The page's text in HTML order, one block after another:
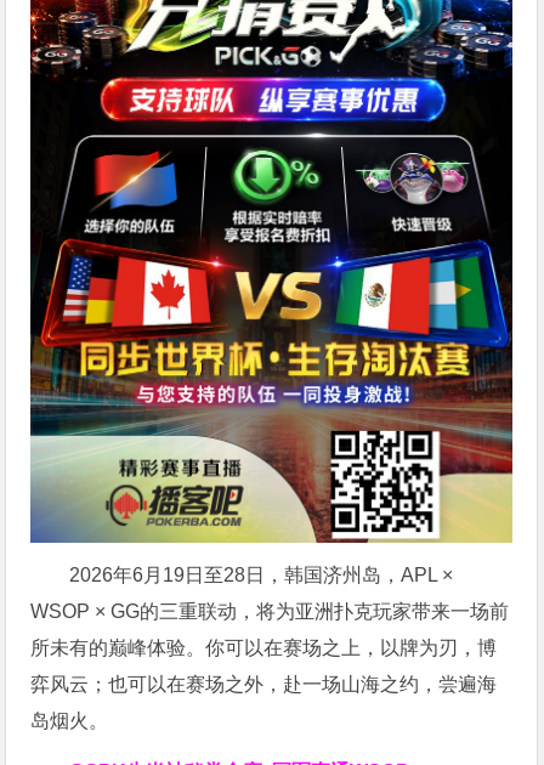
2026年6月19日至28日，韩国济州岛，APL ×
WSOP × GG的三重联动，将为亚洲扑克玩家带来一场前
所未有的巅峰体验。你可以在赛场之上，以牌为刃，博
弈风云；也可以在赛场之外，赴一场山海之约，尝遍海
岛烟火。